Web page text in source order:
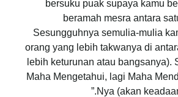
bersuku puak supaya kamu
beramah mesra antara
Sesungguhnya semulia-mulia
orang yang lebih takwanya di
lebih keturunan atau bangsanya).
Maha Mengetahui, lagi Maha
Nya (akan